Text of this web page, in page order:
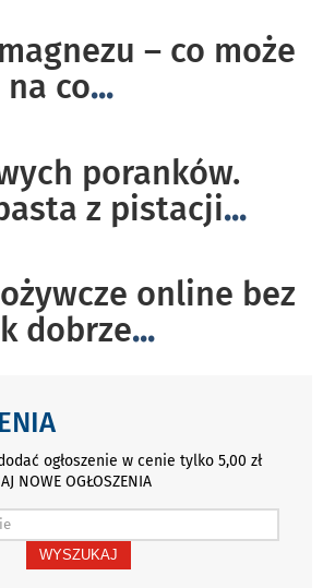
– co może
co...
poranków.
z pistacji...
online bez
dobrze...
ogłoszenie w cenie tylko 5,00 zł
NOWE OGŁOSZENIA
WYSZUKAJ